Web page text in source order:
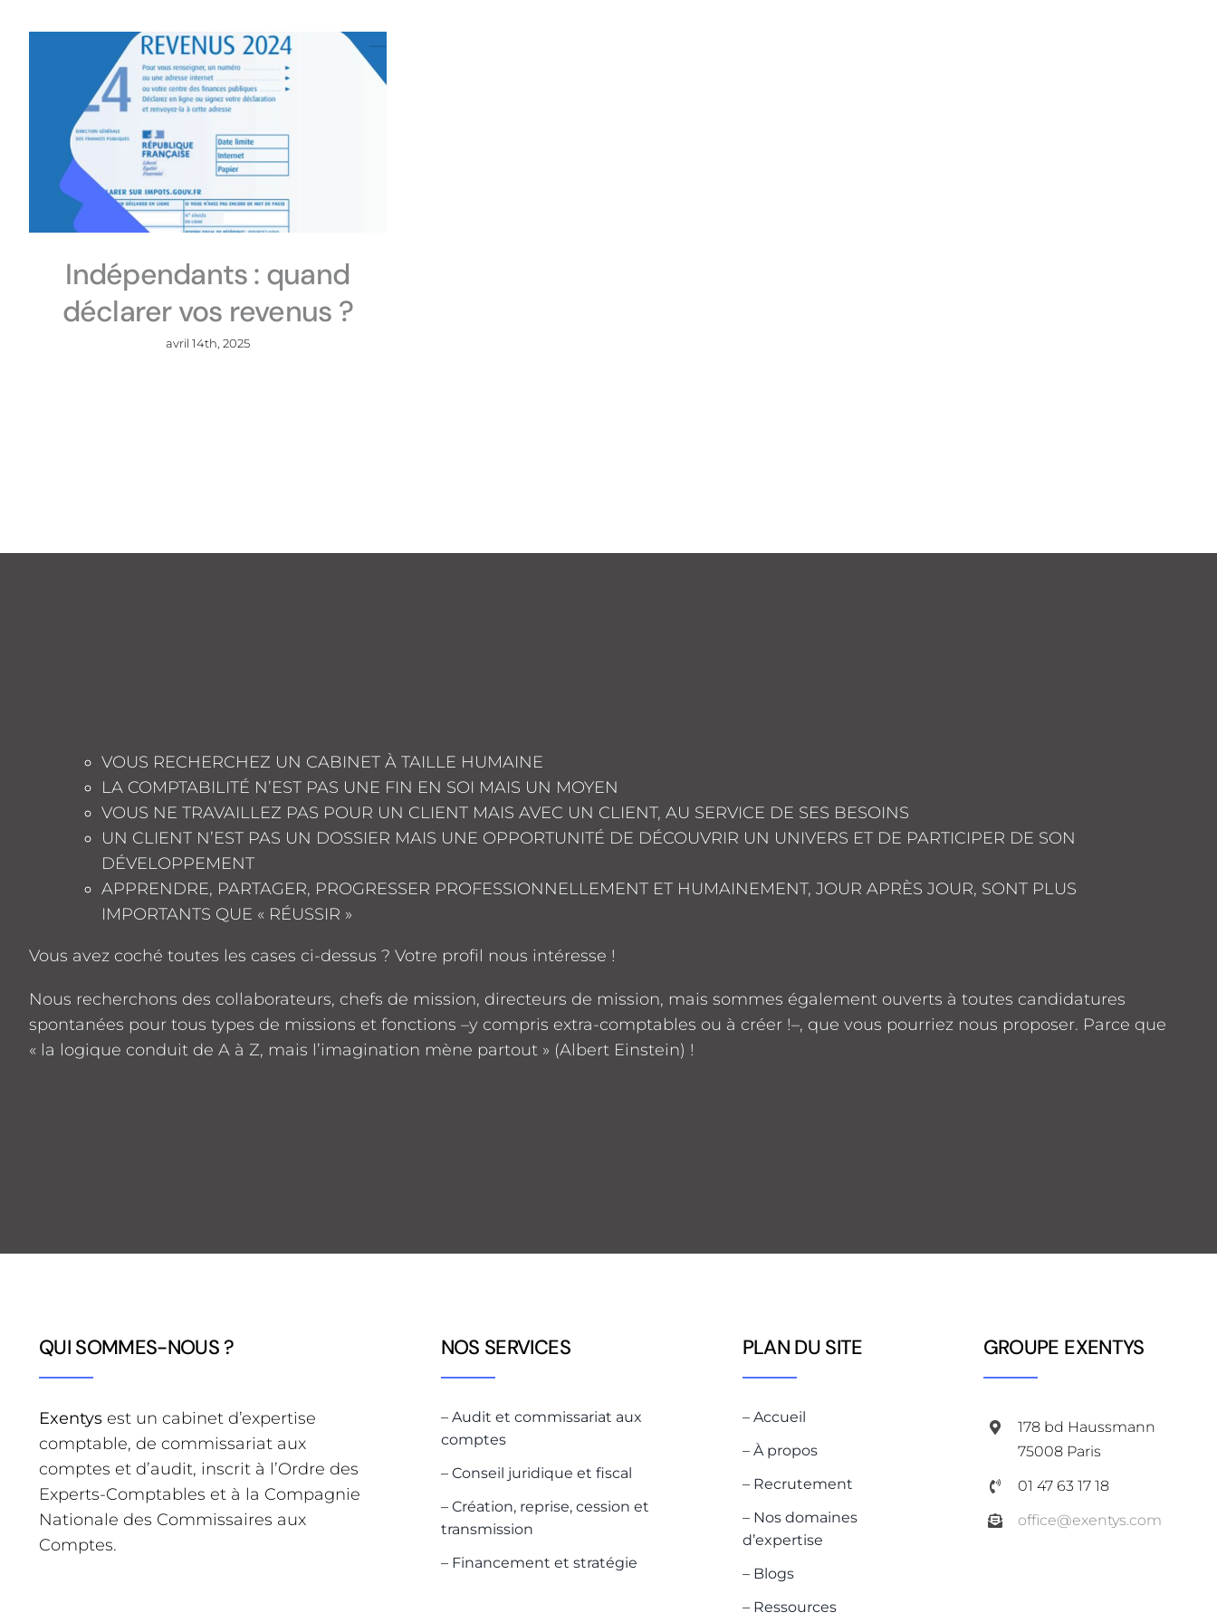
Indépendants : quand
déclarer vos revenus ?
avril 14th, 2025
VOUS RECHERCHEZ UN CABINET À TAILLE HUMAINE
LA COMPTABILITÉ N’EST PAS UNE FIN EN SOI MAIS UN MOYEN
VOUS NE TRAVAILLEZ PAS POUR UN CLIENT MAIS AVEC UN CLIENT, AU SERVICE DE SES BESOINS
UN CLIENT N’EST PAS UN DOSSIER MAIS UNE OPPORTUNITÉ DE DÉCOUVRIR UN UNIVERS ET DE PARTICIPER DE SON
DÉVELOPPEMENT
APPRENDRE, PARTAGER, PROGRESSER PROFESSIONNELLEMENT ET HUMAINEMENT, JOUR APRÈS JOUR, SONT PLUS
IMPORTANTS QUE « RÉUSSIR »
Vous avez coché toutes les cases ci-dessus ? Votre profil nous intéresse !
Nous recherchons des collaborateurs, chefs de mission, directeurs de mission, mais sommes également ouverts à toutes candidatures
spontanées pour tous types de missions et fonctions –y compris extra-comptables ou à créer !–, que vous pourriez nous proposer. Parce que
« la logique conduit de A à Z, mais l’imagination mène partout » (Albert Einstein) !
QUI SOMMES-NOUS ?
Exentys est un cabinet d’expertise
comptable, de commissariat aux
comptes et d’audit, inscrit à l’Ordre des
Experts-Comptables et à la Compagnie
Nationale des Commissaires aux
Comptes.
NOS SERVICES
– Audit et commissariat aux
comptes
– Conseil juridique et fiscal
– Création, reprise, cession et
transmission
– Financement et stratégie
PLAN DU SITE
– Accueil
– À propos
– Recrutement
– Nos domaines
d’expertise
– Blogs
– Ressources
GROUPE EXENTYS
178 bd Haussmann
75008 Paris
01 47 63 17 18
office@exentys.com